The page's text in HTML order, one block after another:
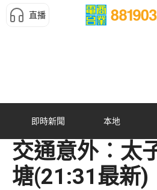
直播
即時新聞 本地
交通意外︰太
塘(21:31最新)